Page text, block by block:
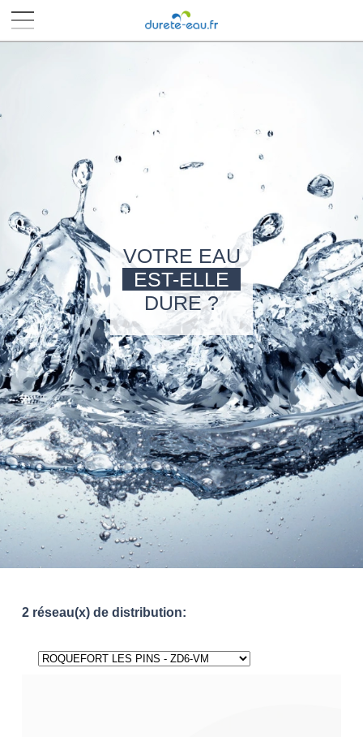
VOTRE EAU
EST-ELLE
DURE ?
2 réseau(x) de distribution: